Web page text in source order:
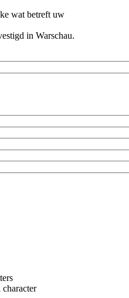
wat betreft uw
in Warschau.